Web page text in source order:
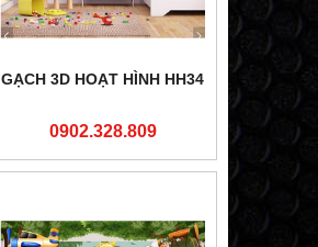
GẠCH 3D HOẠT HÌNH HH34
0902.328.809